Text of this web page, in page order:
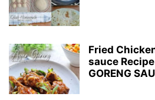
Fried
sauce
GORENG